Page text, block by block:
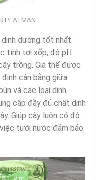
PEATMAN
dưỡng tốt nhất.
tính tơi xốp, độ pH
trồng. Giá thể được
cân bằng giữa
và các loại dinh
cấp đầy đủ chất dinh
Giúp cây luôn có độ
tưới nước đảm bảo